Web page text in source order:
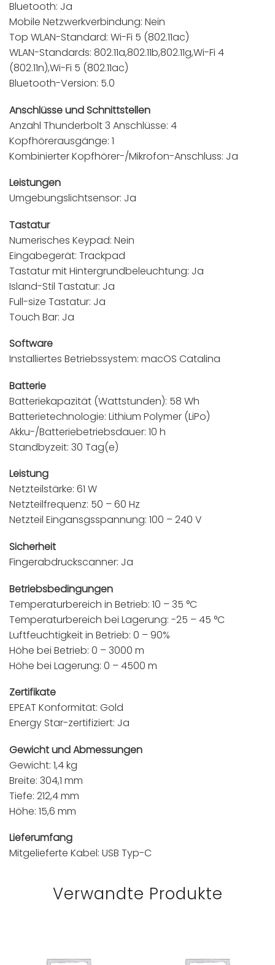
Bluetooth: Ja
Mobile Netzwerkverbindung: Nein
Top WLAN-Standard: Wi-Fi 5 (802.11ac)
WLAN-Standards: 802.11a,802.11b,802.11g,Wi-Fi 4
(802.11n),Wi-Fi 5 (802.11ac)
Bluetooth-Version: 5.0
Anschlüsse und Schnittstellen
Anzahl Thunderbolt 3 Anschlüsse: 4
Kopfhörerausgänge: 1
Kombinierter Kopfhörer-/Mikrofon-Anschluss: Ja
Leistungen
Umgebungslichtsensor: Ja
Tastatur
Numerisches Keypad: Nein
Eingabegerät: Trackpad
Tastatur mit Hintergrundbeleuchtung: Ja
Island-Stil Tastatur: Ja
Full-size Tastatur: Ja
Touch Bar: Ja
Software
Installiertes Betriebssystem: macOS Catalina
Batterie
Batteriekapazität (Wattstunden): 58 Wh
Batterietechnologie: Lithium Polymer (LiPo)
Akku-/Batteriebetriebsdauer: 10 h
Standbyzeit: 30 Tag(e)
Leistung
Netzteilstärke: 61 W
Netzteilfrequenz: 50 – 60 Hz
Netzteil Eingansgsspannung: 100 – 240 V
Sicherheit
Fingerabdruckscanner: Ja
Betriebsbedingungen
Temperaturbereich in Betrieb: 10 – 35 °C
Temperaturbereich bei Lagerung: -25 – 45 °C
Luftfeuchtigkeit in Betrieb: 0 – 90%
Höhe bei Betrieb: 0 – 3000 m
Höhe bei Lagerung: 0 – 4500 m
Zertifikate
EPEAT Konformität: Gold
Energy Star-zertifiziert: Ja
Gewicht und Abmessungen
Gewicht: 1,4 kg
Breite: 304,1 mm
Tiefe: 212,4 mm
Höhe: 15,6 mm
Lieferumfang
Mitgelieferte Kabel: USB Typ-C
Verwandte Produkte